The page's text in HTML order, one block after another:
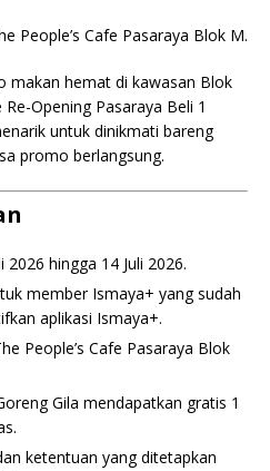
People’s Cafe Pasaraya Blok M.
makan hemat di kawasan Blok
Opening Pasaraya Beli 1
untuk dinikmati bareng
promo berlangsung.
hingga 14 Juli 2026.
member Ismaya+ yang sudah
aplikasi Ismaya+.
People’s Cafe Pasaraya Blok
Gila mendapatkan gratis 1
ketentuan yang ditetapkan